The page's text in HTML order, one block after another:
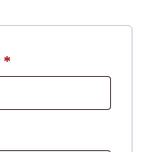
*Kötelező